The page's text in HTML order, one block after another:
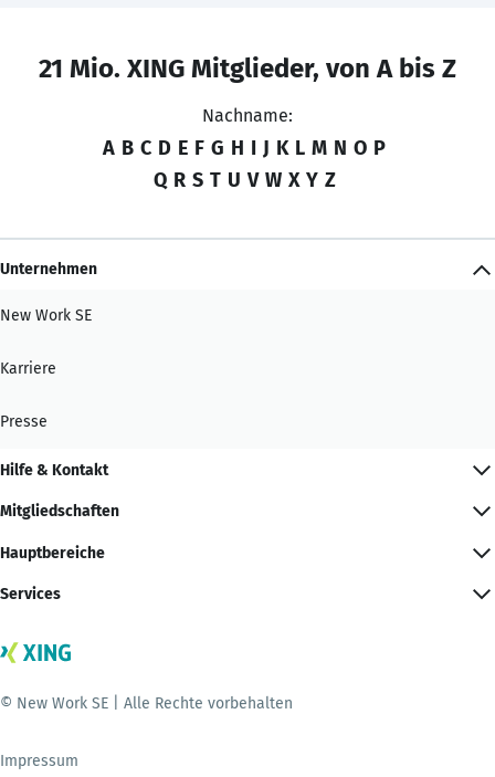
21 Mio. XING Mitglieder, von A bis Z
Nachname:
A B C D E F G H I J K L M N O P
Q R S T U V W X Y Z
Unternehmen
New Work SE
Karriere
Presse
Hilfe & Kontakt
Mitgliedschaften
Hauptbereiche
Services
© New Work SE | Alle Rechte vorbehalten
Impressum